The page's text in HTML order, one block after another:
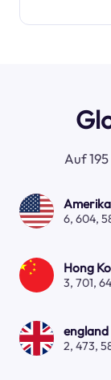
Auf
6, 604,
Hong
3, 701,
england
2, 473,